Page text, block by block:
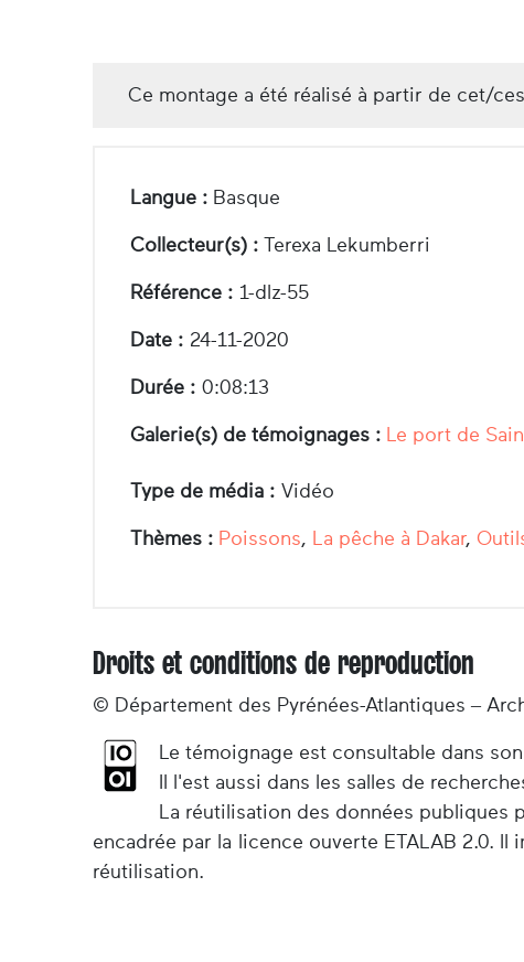
Ce montage a été réalisé à partir de cet/
Langue : Basque
Collecteur(s) : Terexa Lekumberri
Référence : 1-dlz-55
Date : 24-11-2020
Durée : 0:08:13
Galerie(s) de témoignages : Le port de
Type de média : Vidéo
Thèmes : Poissons, La pêche à Dakar,
Droits et conditions de reproduction
© Département des Pyrénées-Atlantiques –
Le témoignage est consultable dans
Il l'est aussi dans les salles de
La réutilisation des données publiques
encadrée par la licence ouverte ETALAB 2.0.
réutilisation.